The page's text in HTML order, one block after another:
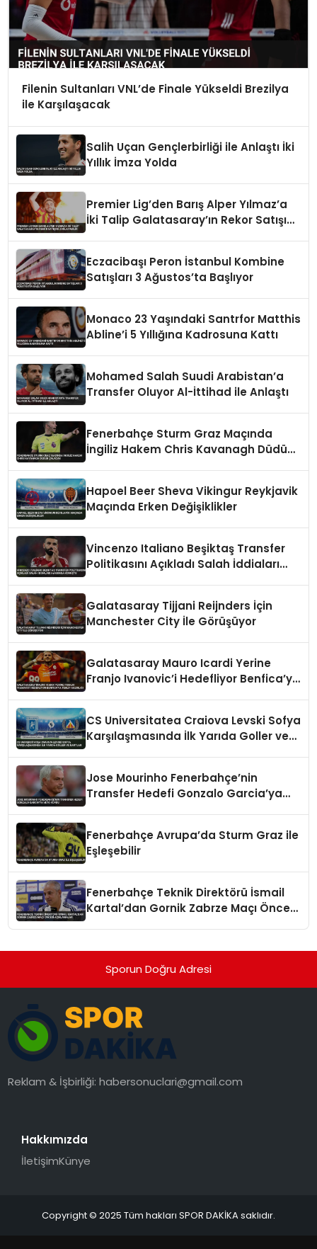
Filenin Sultanları VNL’de Finale Yükseldi Brezilya
ile Karşılaşacak
Salih Uçan Gençlerbirliği ile Anlaştı İki
Yıllık İmza Yolda
Premier Lig’den Barış Alper Yılmaz’a
İki Talip Galatasaray’ın Rekor Satışını
Eczacibaşı Peron İstanbul Kombine
Satışları 3 Ağustos’ta Başlıyor
Monaco 23 Yaşındaki Santrfor Matthis
Abline’i 5 Yıllığına Kadrosuna Kattı
Mohamed Salah Suudi Arabistan’a
Transfer Oluyor Al-İttihad ile Anlaştı
Fenerbahçe Sturm Graz Maçında
İngiliz Hakem Chris Kavanagh Düdük
Hapoel Beer Sheva Vikingur Reykjavik
Maçında Erken Değişiklikler
Vincenzo Italiano Beşiktaş Transfer
Politikasını Açıkladı Salah İddiaları
Galatasaray Tijjani Reijnders İçin
Manchester City İle Görüşüyor
Galatasaray Mauro Icardi Yerine
Franjo Ivanovic’i Hedefliyor Benfica’ya
CS Universitatea Craiova Levski Sofya
Karşılaşmasında İlk Yarıda Goller ve
Jose Mourinho Fenerbahçe’nin
Transfer Hedefi Gonzalo Garcia’ya
Fenerbahçe Avrupa’da Sturm Graz ile
Eşleşebilir
Fenerbahçe Teknik Direktörü İsmail
Kartal’dan Gornik Zabrze Maçı Öncesi
Sporun Doğru Adresi
Reklam & İşbirliği:habersonuclari@gmail.com
Hakkımızda
İletişimKünye
Copyright © 2025 Tüm hakları SPOR DAKİKA saklıdır.